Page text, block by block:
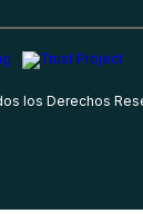
los Derechos